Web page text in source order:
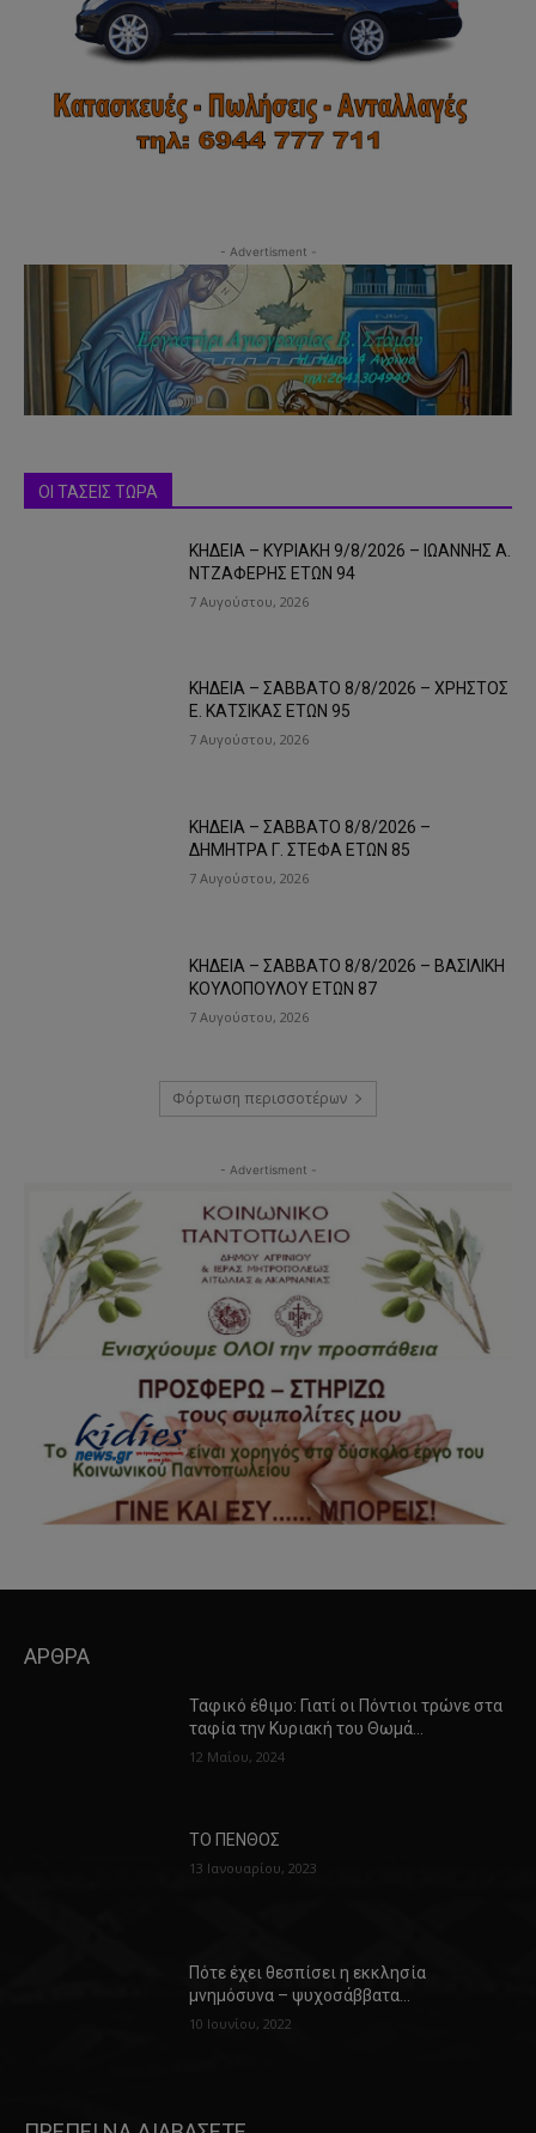
- Advertisment -
ΟΙ ΤΑΣΕΙΣ ΤΩΡΑ
ΚΗΔΕΙΑ – ΚΥΡΙΑΚΗ 9/8/2026 – ΙΩΑΝΝΗΣ Α.
ΝΤΖΑΦΕΡΗΣ ΕΤΩΝ 94
7 Αυγούστου, 2026
ΚΗΔΕΙΑ – ΣΑΒΒΑΤΟ 8/8/2026 – ΧΡΗΣΤΟΣ
Ε. ΚΑΤΣΙΚΑΣ ΕΤΩΝ 95
7 Αυγούστου, 2026
ΚΗΔΕΙΑ – ΣΑΒΒΑΤΟ 8/8/2026 –
ΔΗΜΗΤΡΑ Γ. ΣΤΕΦΑ ΕΤΩΝ 85
7 Αυγούστου, 2026
ΚΗΔΕΙΑ – ΣΑΒΒΑΤΟ 8/8/2026 – ΒΑΣΙΛΙΚΗ
ΚΟΥΛΟΠΟΥΛΟΥ ΕΤΩΝ 87
7 Αυγούστου, 2026
Φόρτωση περισσοτέρων
- Advertisment -
ΑΡΘΡΑ
Ταφικό έθιμο: Γιατί οι Πόντιοι τρώνε στα
ταφία την Κυριακή του Θωμά…
12 Μαΐου, 2024
ΤΟ ΠΕΝΘΟΣ
13 Ιανουαρίου, 2023
Πότε έχει θεσπίσει η εκκλησία
μνημόσυνα – ψυχοσάββατα…
10 Ιουνίου, 2022